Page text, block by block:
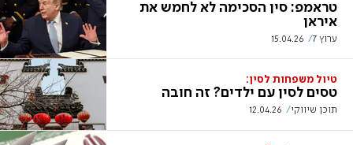
טראמפ: סין הסכימה לא לחמש את
איראן
ערוץ 7 15.04.26
טיול משפחות לסין:
טסים לסין עם ילדים? זה חובה
תוכן שיווקי 12.04.26